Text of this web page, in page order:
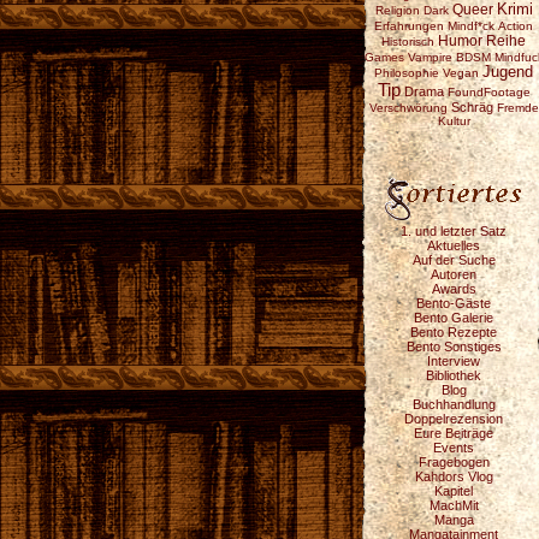
Religion Dark Queer Krimi
Erfahrungen Mindf*ck Action
Historisch Humor Reihe
Games Vampire BDSM
Philosophie Vegan Jugend
Tip Drama FoundFootage
Verschwörung Schräg Fremde
Kultur
1. und letzter Satz
Aktuelles
Auf der Suche
Autoren
Awards
Bento-Gäste
Bento Galerie
Bento Rezepte
Bento Sonstiges
Interview
Bibliothek
Blog
Buchhandlung
Doppelrezension
Eure Beiträge
Events
Fragebogen
Kahdors Vlog
Kapitel
MachMit
Manga
Mangatainment